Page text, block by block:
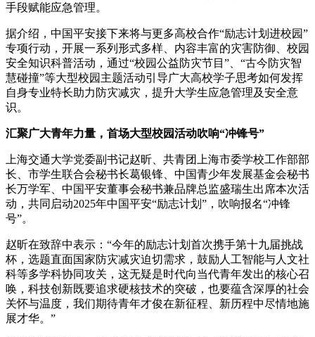
手段赋能应急管理。
据介绍，中国平安接下来将与更多高校合作“励志计划进校园”
专项行动，开展一系列形式多样、内容丰富的灾害防御、校园
安全知识科普活动，通过“校园公益防灾节目”、“古今防灾智
慧碰撞”等大型校园主题活动引导广大高校学子思考如何发挥
自身专业特长助力防灾减灾，提升大学生应急管理及安全意
识。
汇聚广大青年力量，首场大型校园活动吹响“冲锋号”
上海交通大学党委副书记赵昕、共青团上海市委学校工作部部
长、市学生联合会秘书长葛银锋、中国青少年发展基金会秘书
长万学军、中国平安董事会秘书兼品牌总监盛瑞生出席本次活
动，共同启动2025年中国平安“励志计划”，吹响报名“冲锋
号”。
赵昕在致辞中表示：“今年的励志计划首次携手第十九届挑战
杯，选题直面国家防灾减灾迫切需求，鼓励人工智能与人文社
科等多学科协同攻关，这无疑是时代向当代青年发出的核心召
唤，科技创新既要追求硬核技术的突破，也要蕴含深厚的社会
关怀与温度，我们期待青年才俊在新征程、新历程中尽情地施
展才华。”